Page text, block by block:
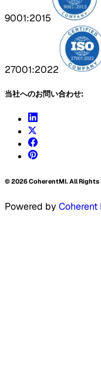
9001:2015
27001:2022
当社へのお問い合わせ:
©2026CoherentMI. All Rights
Powered by Coherent